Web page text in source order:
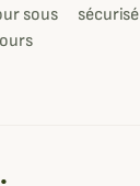
sous
sécurisé